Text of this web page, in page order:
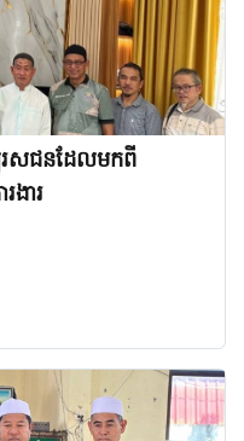
រសជនដែលមកពី
ងារ​